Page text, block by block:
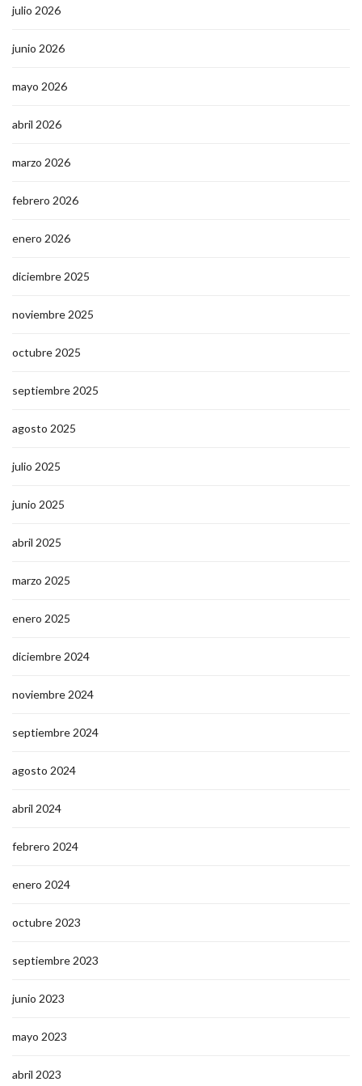
julio 2026
junio 2026
mayo 2026
abril 2026
marzo 2026
febrero 2026
enero 2026
diciembre 2025
noviembre 2025
octubre 2025
septiembre 2025
agosto 2025
julio 2025
junio 2025
abril 2025
marzo 2025
enero 2025
diciembre 2024
noviembre 2024
septiembre 2024
agosto 2024
abril 2024
febrero 2024
enero 2024
octubre 2023
septiembre 2023
junio 2023
mayo 2023
abril 2023